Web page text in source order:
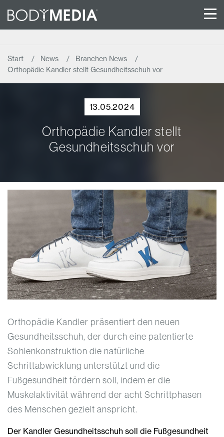
Start News
Branchen News
Orthopädie Kandler stellt Gesundheitsschuh vor
13.05.2024
Orthopädie Kandler stellt
Gesundheitsschuh vor
Orthopädie Kandler präsentiert den neuen
Gesundheitsschuh, der durch eine patentierte
Sohlenkonstruktion die natürliche
Schrittabwicklung unterstützt und die
Fußgesundheit fördern soll, indem er die
Muskelaktivität während der acht Schrittphasen
des Menschen gezielt anspricht.
Der Kandler Gesundheitsschuh soll die Fußgesundheit